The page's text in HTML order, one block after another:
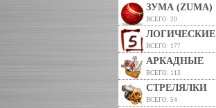
ЗУМА (ZUMA)
ВСЕГО: 20
ЛОГИЧЕСКИЕ
ВСЕГО: 177
АРКАДНЫЕ
ВСЕГО: 113
СТРЕЛЯЛКИ
ВСЕГО: 54